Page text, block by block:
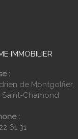
IMMOBILIER
:
de Montgolfier,
Saint-Chamond
:
61 31